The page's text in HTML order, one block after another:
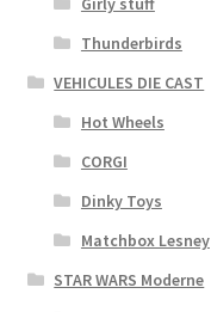
Thunderbirds
VEHICULES DIE CAST
Hot Wheels
CORGI
Dinky Toys
Matchbox Lesney
STAR WARS Moderne